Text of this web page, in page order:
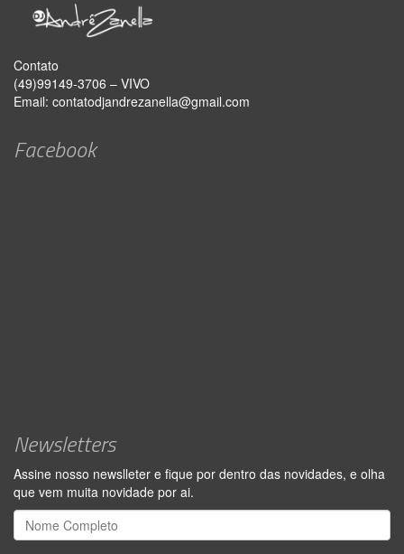
Contato
(49)99149-3706 – VIVO
Email: contatodjandrezanella@gmail.com
Facebook
Newsletters
Assine nosso newslleter e fique por dentro das novidades, e olha
que vem muita novidade por ai.